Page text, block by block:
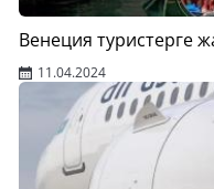
Венеция туристерге
11.04.2024